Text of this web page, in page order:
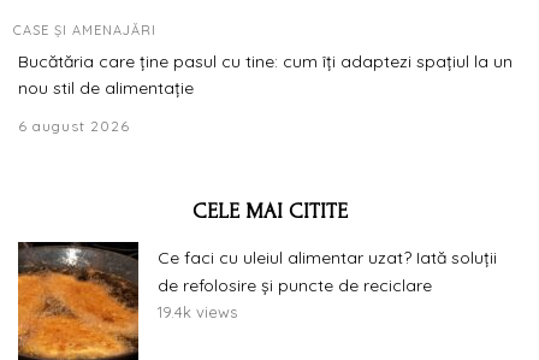
CASE ȘI AMENAJĂRI
Bucătăria care ține pasul cu tine: cum îți adaptezi spațiul la un
nou stil de alimentație
6 august 2026
CELE MAI CITITE
Ce faci cu uleiul alimentar uzat? Iată soluții
de refolosire și puncte de reciclare
19.4k views